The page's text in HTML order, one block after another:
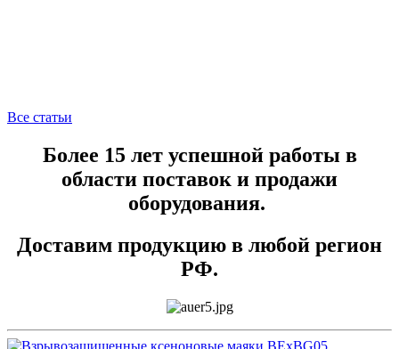
Все статьи
Более 15 лет успешной работы в
области поставок и продажи
оборудования.
Доставим продукцию в любой регион
РФ.